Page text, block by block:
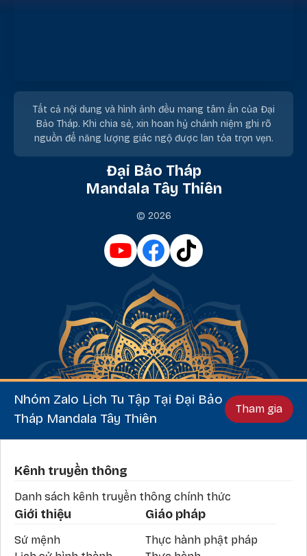
Tất cả nội dung và hình ảnh đều mang tâm ấn của Đại
Bảo Tháp. Khi chia sẻ, xin hoan hỷ chánh niệm ghi rõ
nguồn để năng lượng giác ngộ được lan tỏa trọn vẹn.
Đại Bảo Tháp
Mandala Tây Thiên
© 2026
Nhóm Zalo Lịch Tu Tập Tại Đại Bảo
Tháp Mandala Tây Thiên
Tham gia
Phần chân
Kênh truyền thông
Danh sách kênh truyền thông chính thức
Giới thiệu
Sứ mệnh
Giáo pháp
Thực hành phật pháp